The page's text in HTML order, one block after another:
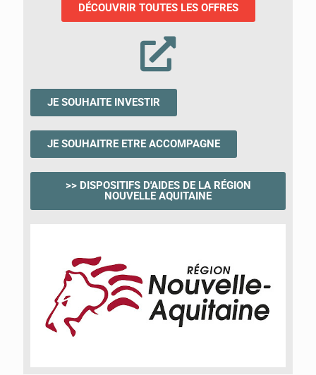
DÉCOUVRIR TOUTES LES OFFRES
JE SOUHAITE INVESTIR
JE SOUHAITRE ETRE ACCOMPAGNE
>> DISPOSITIFS D'AIDES DE LA RÉGION
NOUVELLE AQUITAINE